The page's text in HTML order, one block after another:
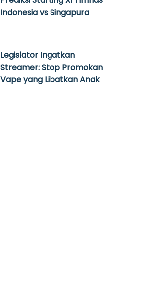
Indonesia vs Singapura
Legislator Ingatkan
Streamer: Stop Promokan
Vape yang Libatkan Anak